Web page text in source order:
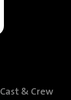
Cast & Crew